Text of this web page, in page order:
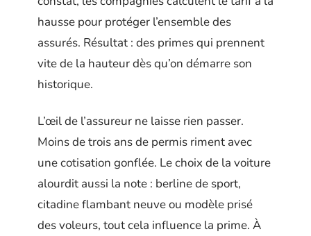
hausse pour protéger l’ensemble des
assurés. Résultat : des primes qui prennent
vite de la hauteur dès qu’on démarre son
historique.
L’œil de l’assureur ne laisse rien passer.
Moins de trois ans de permis riment avec
une cotisation gonflée. Le choix de la voiture
alourdit aussi la note : berline de sport,
citadine flambant neuve ou modèle prisé
des voleurs, tout cela influence la prime. À